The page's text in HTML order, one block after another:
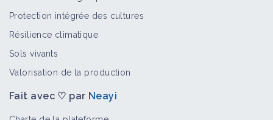
Cultiver des légumineuses /
Protection intégrée des cultures
Résilience climatique
Sols vivants
Valorisation de la production
Fait avec ♡ par Neayi